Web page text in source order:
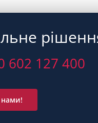
602 127 400
нами!